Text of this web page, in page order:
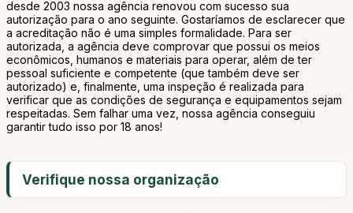
desde 2003 nossa agência renovou com sucesso sua
autorização para o ano seguinte. Gostaríamos de esclarecer que
a acreditação não é uma simples formalidade. Para ser
autorizada, a agência deve comprovar que possui os meios
econômicos, humanos e materiais para operar, além de ter
pessoal suficiente e competente (que também deve ser
autorizado) e, finalmente, uma inspeção é realizada para
verificar que as condições de segurança e equipamentos sejam
respeitadas. Sem falhar uma vez, nossa agência conseguiu
garantir tudo isso por 18 anos!
Verifique nossa organização